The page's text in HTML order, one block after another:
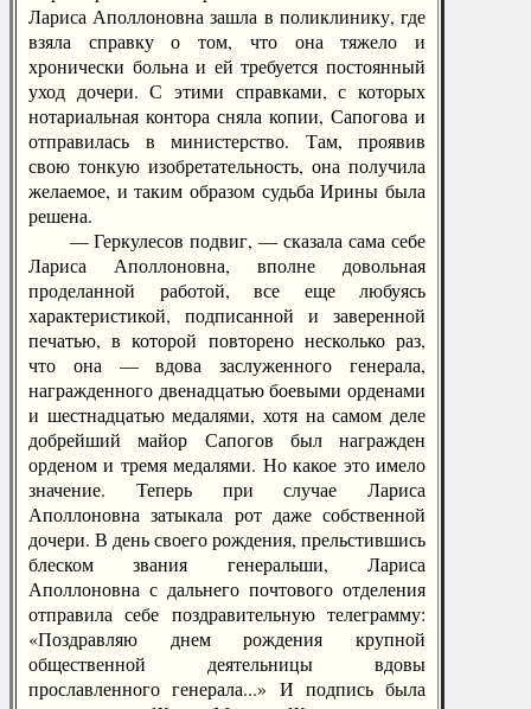
Лариса Аполлоновна зашла в поликлинику, где
взяла справку о том, что она тяжело и
хронически больна и ей требуется постоянный
уход дочери. С этими справками, с которых
нотариальная контора сняла копии, Сапогова и
отправилась в министерство. Там, проявив
свою тонкую изобретательность, она получила
желаемое, и таким образом судьба Ирины была
решена.
— Геркулесов подвиг, — сказала сама себе
Лариса Аполлоновна, вполне довольная
проделанной работой, все еще любуясь
характеристикой, подписанной и заверенной
печатью, в которой повторено несколько раз,
что она — вдова заслуженного генерала,
награжденного двенадцатью боевыми орденами
и шестнадцатью медалями, хотя на самом деле
добрейший майор Сапогов был награжден
орденом и тремя медалями. Но какое это имело
значение. Теперь при случае Лариса
Аполлоновна затыкала рот даже собственной
дочери. В день своего рождения, прельстившись
блеском звания генеральши, Лариса
Аполлоновна с дальнего почтового отделения
отправила себе поздравительную телеграмму:
«Поздравляю днем рождения крупной
общественной деятельницы вдовы
прославленного генерала...» И подпись была